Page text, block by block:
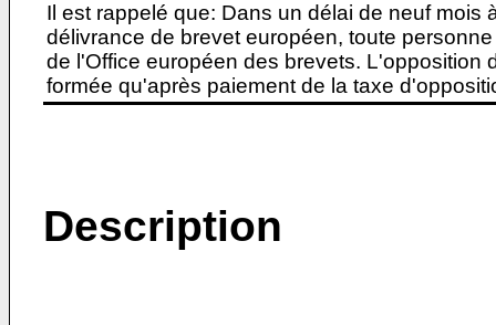
Il est rappelé que: Dans un délai de neuf
délivrance de brevet européen, toute
de l'Office européen des brevets. L'opposition
formée qu'après paiement de la taxe
Description